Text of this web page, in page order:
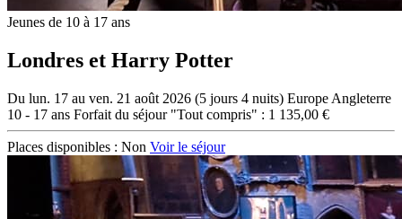
Jeunes de 10 à 17 ans
Londres et Harry Potter
Du lun. 17 au ven. 21 août 2026 (5 jours 4 nuits) Europe Angleterre
10 - 17 ans Forfait du séjour "Tout compris" : 1 135,00 €
Places disponibles : Non Voir le séjour